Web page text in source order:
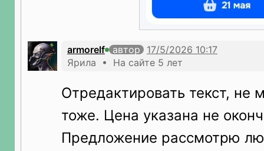
armorelf
автор
Ярила • На сайте 5 лет
Отредактировать текст, не
тоже. Цена указана не
Предложение рассмотрю